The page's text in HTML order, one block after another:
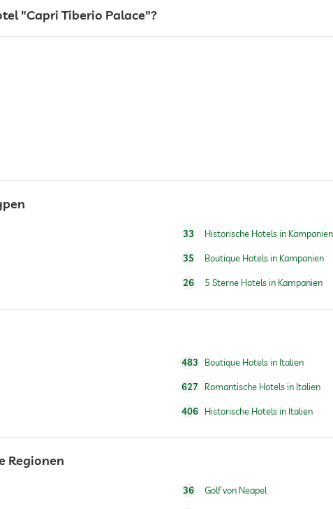
Gegen Gebühr
"Capri Tiberio Palace"?
33 Historische Hotels in Kampanien
35 Boutique Hotels in Kampanien
26 5 Sterne Hotels in Kampanien
483 Boutique Hotels in Italien
627 Romantische Hotels in Italien
406 Historische Hotels in Italien
Regionen
36 Golf von Neapel